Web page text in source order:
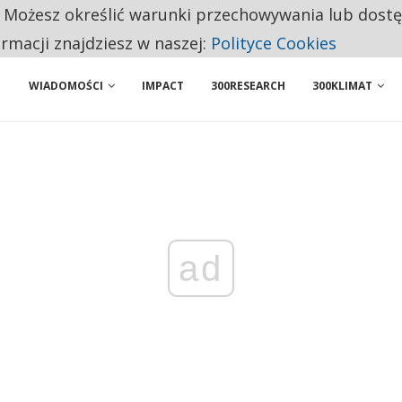
PRZEZNACZAJĄ NA PODSTAWOWE ZAKUPY
WIADOMOŚCI IMPACT 300RESEARCH 300KLIMAT
ad
określić warunki przechowywania lub
znajdziesz w naszej: Polityce Cookies